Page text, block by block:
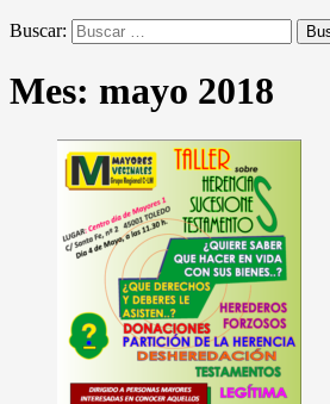
Buscar:
Mes: mayo 2018